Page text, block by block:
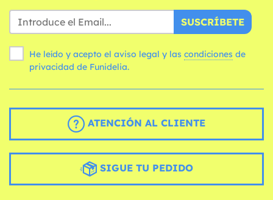
SUSCRÍBETE
He leído y acepto el aviso legal y las condiciones
privacidad de Funidelia.
ATENCIÓN AL CLIENTE
SIGUE TU PEDIDO